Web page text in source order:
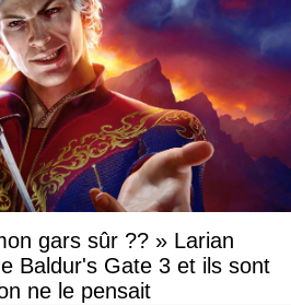
gars sûr ?? » Larian
Baldur's Gate 3 et ils sont
ne le pensait